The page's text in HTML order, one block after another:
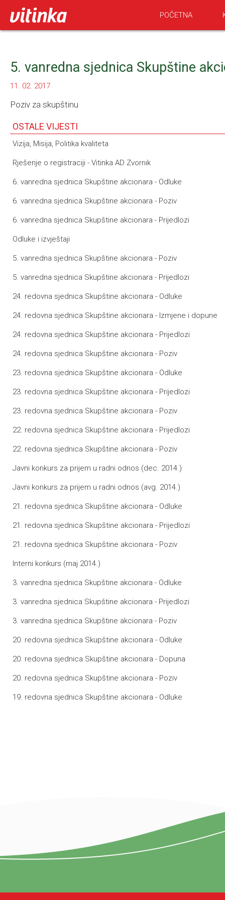
POČETNA
5. vanredna sjednica Skupštine
11. 02. 2017
Poziv za skupštinu
OSTALE VIJESTI
Vizija, Misija, Politika kvaliteta
Rješenje o registraciji - Vitinka AD Zvornik
6. vanredna sjednica Skupštine akcionara - Odluke
6. vanredna sjednica Skupštine akcionara - Poziv
6. vanredna sjednica Skupštine akcionara - Prijedlozi
Odluke i izvještaji
5. vanredna sjednica Skupštine akcionara - Poziv
5. vanredna sjednica Skupštine akcionara - Prijedlozi
24. redovna sjednica Skupštine akcionara - Odluke
24. redovna sjednica Skupštine akcionara - Izmjene i dopune
24. redovna sjednica Skupštine akcionara - Prijedlozi
24. redovna sjednica Skupštine akcionara - Poziv
23. redovna sjednica Skupštine akcionara - Odluke
23. redovna sjednica Skupštine akcionara - Prijedlozi
23. redovna sjednica Skupštine akcionara - Poziv
22. redovna sjednica Skupštine akcionara - Prijedlozi
22. redovna sjednica Skupštine akcionara - Poziv
Javni konkurs za prijem u radni odnos (dec. 2014.)
Javni konkurs za prijem u radni odnos (avg. 2014.)
21. redovna sjednica Skupštine akcionara - Odluke
21. redovna sjednica Skupštine akcionara - Prijedlozi
21. redovna sjednica Skupštine akcionara - Poziv
Interni konkurs (maj 2014.)
3. vanredna sjednica Skupštine akcionara - Odluke
3. vanredna sjednica Skupštine akcionara - Prijedlozi
3. vanredna sjednica Skupštine akcionara - Poziv
20. redovna sjednica Skupštine akcionara - Odluke
20. redovna sjednica Skupštine akcionara - Dopuna
20. redovna sjednica Skupštine akcionara - Poziv
19. redovna sjednica Skupštine akcionara - Odluke